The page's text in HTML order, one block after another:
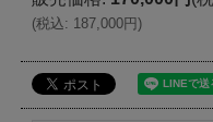
(税込: 187,000円)